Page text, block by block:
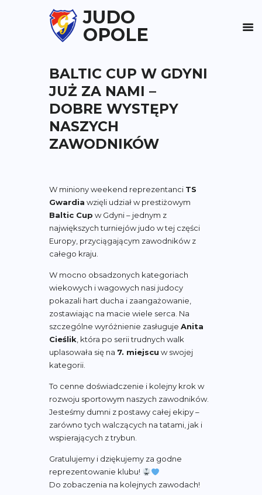
JUDO
OPOLE
BALTIC CUP W GDYNI
JUŻ ZA NAMI –
DOBRE WYSTĘPY
NASZYCH
ZAWODNIKÓW
W miniony weekend reprezentanci TS
Gwardia wzięli udział w prestiżowym
Baltic Cup w Gdyni – jednym z
największych turniejów judo w tej części
Europy, przyciągającym zawodników z
całego kraju.
W mocno obsadzonych kategoriach
wiekowych i wagowych nasi judocy
pokazali hart ducha i zaangażowanie,
zostawiając na macie wiele serca. Na
szczególne wyróżnienie zasługuje Anita
Cieślik , która po serii trudnych walk
uplasowała się na 7. miejscu w swojej
kategorii.
To cenne doświadczenie i kolejny krok w
rozwoju sportowym naszych zawodników.
Jesteśmy dumni z postawy całej ekipy –
zarówno tych walczących na tatami, jak i
wspierających z trybun.
Gratulujemy i dziękujemy za godne
reprezentowanie klubu!
Do zobaczenia na kolejnych zawodach!